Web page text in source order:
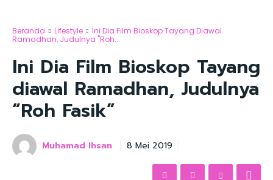
Beranda Lifestyle
Ini Dia Film Bioskop Tayang Diawal
Ramadhan, Judulnya "Roh...
Ini Dia Film Bioskop Tayang
diawal Ramadhan, Judulnya
“Roh Fasik”
Muhamad Ihsan 8 Mei 2019